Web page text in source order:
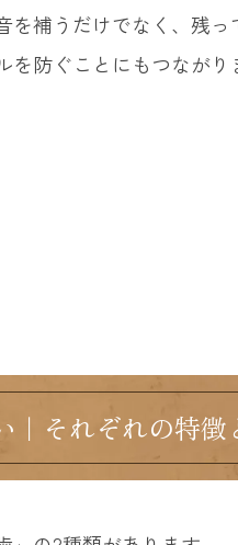
を補うだけでなく、残っ
防ぐことにもつながり
それぞれの特徴